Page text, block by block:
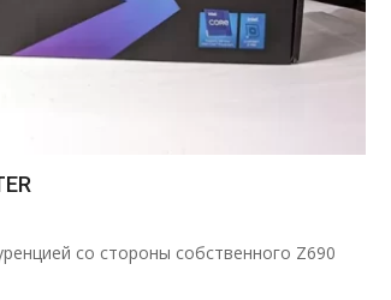
со стороны собственного Z690